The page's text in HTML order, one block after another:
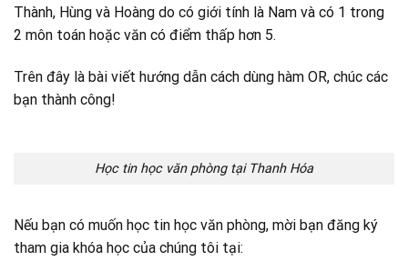
Thành, Hùng và Hoàng do có giới tính là Nam và có 1 trong
2 môn toán hoặc văn có điểm thấp hơn 5.
Trên đây là bài viết hướng dẫn cách dùng hàm OR, chúc các
bạn thành công!
Học tin học văn phòng tại Thanh Hóa
Nếu bạn có muốn học tin học văn phòng, mời bạn đăng ký
tham gia khóa học của chúng tôi tại: